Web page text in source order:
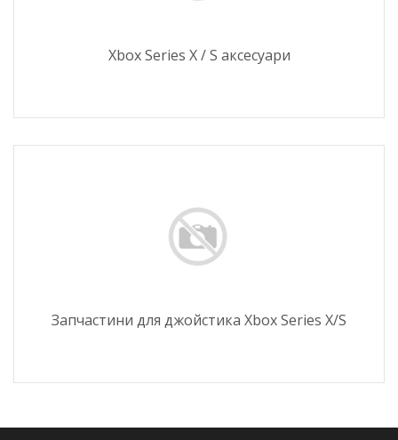
Xbox Series X / S аксесуари
Запчастини для джойстика Xbox Series X/S